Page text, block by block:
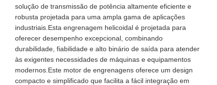
solução de transmissão de potência altamente eficiente e
robusta projetada para uma ampla gama de aplicações
industriais.Esta engrenagem helicoidal é projetada para
oferecer desempenho excepcional, combinando
durabilidade, fiabilidade e alto binário de saída para atender
às exigentes necessidades de máquinas e equipamentos
modernos.Este motor de engrenagens oferece um design
compacto e simplificado que facilita a fácil integração em